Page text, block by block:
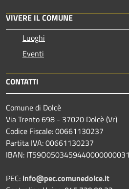
VIVERE IL COMUNE
Luoghi
Eventi
CONTATTI
Comune di Dolcè
Via Trento 698 - 37020 Dolcè (Vr)
Codice Fiscale: 00661130237
Partita IVA: 00661130237
IBAN:
PEC: info@pec.comunedolce.it